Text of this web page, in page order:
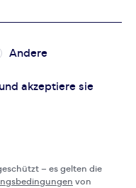
Andere
akzeptiere sie
– es gelten die
von